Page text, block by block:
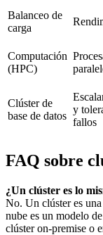
Balanceo de
carga
Computación
(HPC)
Clúster de
base de datos
y
fallos
FAQ sobre
¿Un clúster es lo
No. Un clúster es
nube es un modelo
clúster on-premise o